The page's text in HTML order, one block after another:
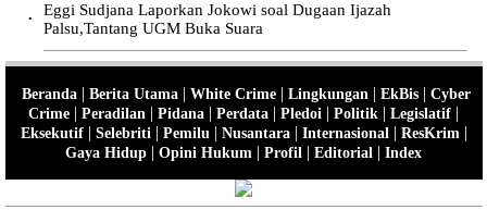
•
Eggi Sudjana Laporkan Jokowi soal Dugaan Ijazah
Palsu,Tantang UGM Buka Suara
Beranda| Berita Utama| White Crime| Lingkungan | EkBis| Cyber
Crime | Peradilan | Pidana | Perdata | Pledoi | Politik | Legislatif |
Eksekutif| Selebriti | Pemilu | Nusantara| Internasional | ResKrim |
Gaya Hidup | Opini Hukum | Profil | Editorial | Index